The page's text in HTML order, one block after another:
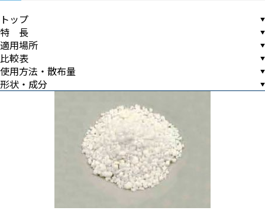
トップ
特 長
適用場所
比較表
使用方法・散布量
形状・成分